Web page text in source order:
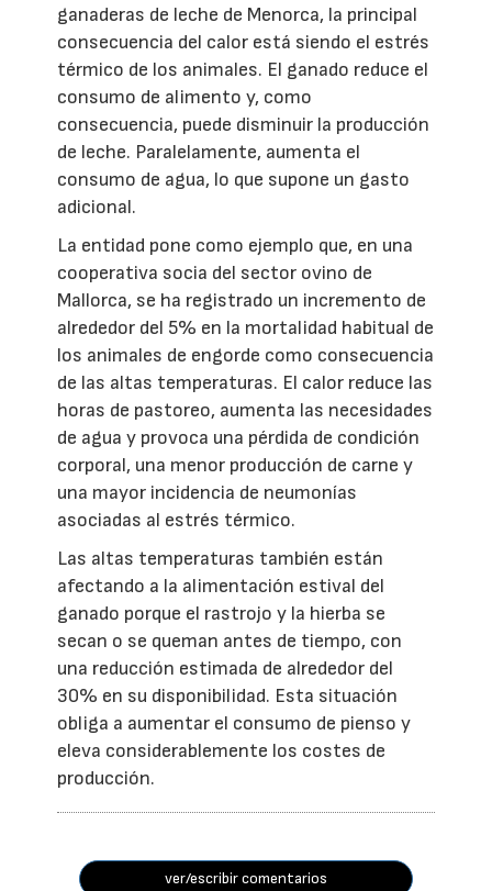
ganaderas de leche de Menorca, la principal
consecuencia del calor está siendo el estrés
térmico de los animales. El ganado reduce el
consumo de alimento y, como
consecuencia, puede disminuir la producción
de leche. Paralelamente, aumenta el
consumo de agua, lo que supone un gasto
adicional.
La entidad pone como ejemplo que, en una
cooperativa socia del sector ovino de
Mallorca, se ha registrado un incremento de
alrededor del 5% en la mortalidad habitual de
los animales de engorde como consecuencia
de las altas temperaturas. El calor reduce las
horas de pastoreo, aumenta las necesidades
de agua y provoca una pérdida de condición
corporal, una menor producción de carne y
una mayor incidencia de neumonías
asociadas al estrés térmico.
Las altas temperaturas también están
afectando a la alimentación estival del
ganado porque el rastrojo y la hierba se
secan o se queman antes de tiempo, con
una reducción estimada de alrededor del
30% en su disponibilidad. Esta situación
obliga a aumentar el consumo de pienso y
eleva considerablemente los costes de
producción.
ver/escribir comentarios